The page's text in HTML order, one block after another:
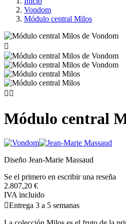
Vondom
Módulo central Milos

 
Módulo central
Diseño Jean-Marie Massaud
Se el primero en escribir una reseña
2.807,20 €
IVA incluido
Entrega 3 a 5 semanas